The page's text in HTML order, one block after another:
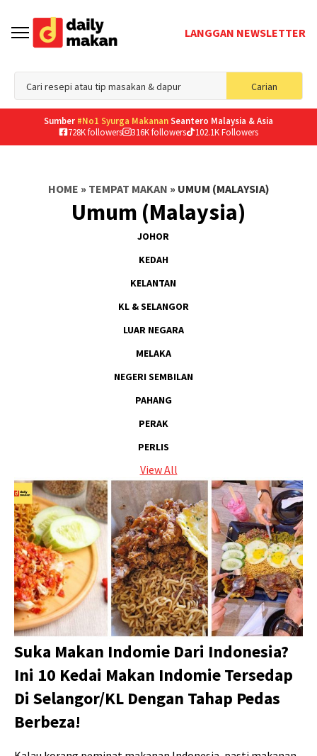
LANGGAN NEWSLETTER
Carian
for:
Sumber #No1 Syurga MakananSeantero Malaysia & Asia
728K followers
316K followers 102.1K Followers
HOME » TEMPAT MAKAN » UMUM (MALAYSIA)
Umum (Malaysia)
JOHOR
KEDAH
KELANTAN
KL & SELANGOR
LUAR NEGARA
MELAKA
NEGERI SEMBILAN
PAHANG
PERAK
PERLIS
View All
Suka Makan Indomie Dari Indonesia?
Ini 10 Kedai Makan Indomie Tersedap
Di Selangor/KL Dengan Tahap Pedas
Berbeza!